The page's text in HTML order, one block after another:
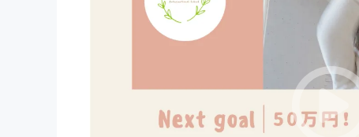
映像・映画
まちづくり・地域活性化